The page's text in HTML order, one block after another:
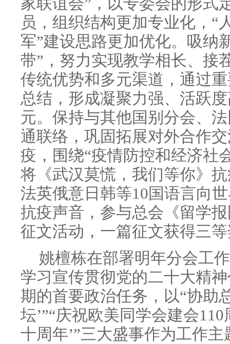
家联谊会”，以专委会的形式
员，组织结构更加专业化，“
军”建设思路更加优化。吸纳
带”，努力实现教学相长、接
传统优势和多元渠道，通过
总结，形成凝聚力强、活跃
元。保持与其他国别分会、
通联络，巩固拓展对外合作
疫，围绕“疫情防控和经济社
将《武汉莫慌，我们等你》
法英俄意日韩等10国语言向
抗疫声音，参与总会《留学
征文活动，一篇征文获得三
姚檀栋在部署明年分会工
学习宣传贯彻党的二十大精
期的首要政治任务，以“协助
坛’”“庆祝欧美同学会建会
十周年’”三大盛事作为工作